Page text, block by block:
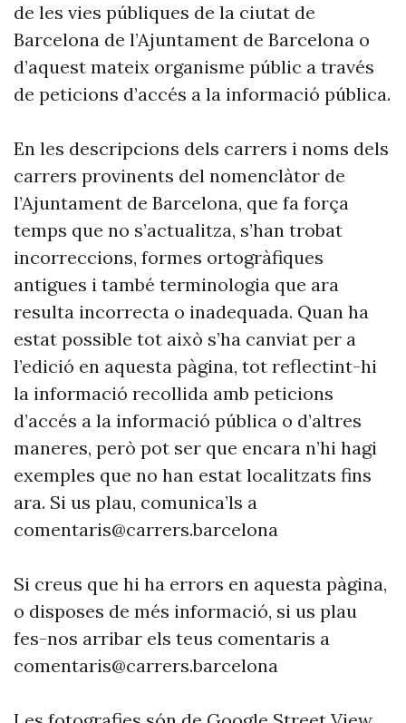
de les vies públiques de la ciutat de
Barcelona de l’Ajuntament de Barcelona o
d’aquest mateix organisme públic a través
de peticions d’accés a la informació pública.
En les descripcions dels carrers i noms dels
carrers provinents del nomenclàtor de
l’Ajuntament de Barcelona, que fa força
temps que no s’actualitza, s’han trobat
incorreccions, formes ortogràfiques
antigues i també terminologia que ara
resulta incorrecta o inadequada. Quan ha
estat possible tot això s’ha canviat per a
l’edició en aquesta pàgina, tot reflectint-hi
la informació recollida amb peticions
d’accés a la informació pública o d’altres
maneres, però pot ser que encara n’hi hagi
exemples que no han estat localitzats fins
ara. Si us plau, comunica’ls a
comentaris@carrers.barcelona
Si creus que hi ha errors en aquesta pàgina,
o disposes de més informació, si us plau
fes-nos arribar els teus comentaris a
comentaris@carrers.barcelona